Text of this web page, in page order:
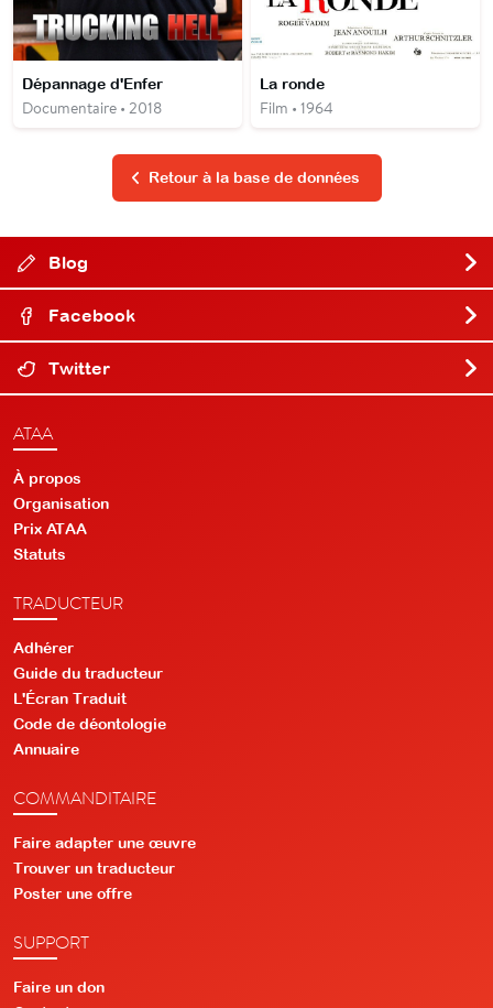
Dépannage d'Enfer
Documentaire • 2018
La ronde
Film • 1964
Retour à la base de données
Blog
Facebook
Twitter
ATAA
À propos
Organisation
Prix ATAA
Statuts
TRADUCTEUR
Adhérer
Guide du traducteur
L'Écran Traduit
Code de déontologie
Annuaire
COMMANDITAIRE
Faire adapter une œuvre
Trouver un traducteur
Poster une offre
SUPPORT
Faire un don